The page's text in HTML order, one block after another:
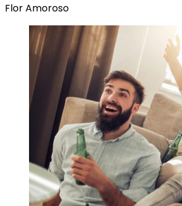
Flor Amoroso